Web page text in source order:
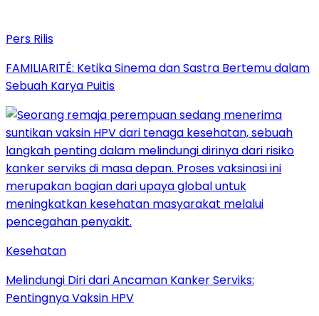
Pers Rilis
FAMILIARITÉ: Ketika Sinema dan Sastra Bertemu dalam
Sebuah Karya Puitis
Kesehatan
Melindungi Diri dari Ancaman Kanker Serviks:
Pentingnya Vaksin HPV